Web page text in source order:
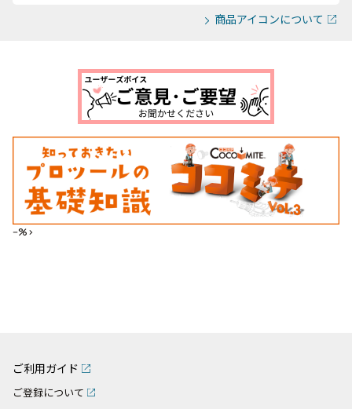
商品アイコンについて
--%>
ご利用ガイド
ご登録について